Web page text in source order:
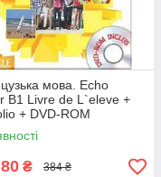
мова. Echo
B1 Livre de L`eleve +
+ DVD-ROM
₴ 384 ₴